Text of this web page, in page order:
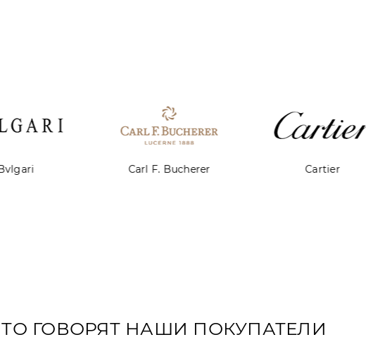
Carl F. Bucherer Cartier
ГОВОРЯТ НАШИ ПОКУПАТЕЛИ